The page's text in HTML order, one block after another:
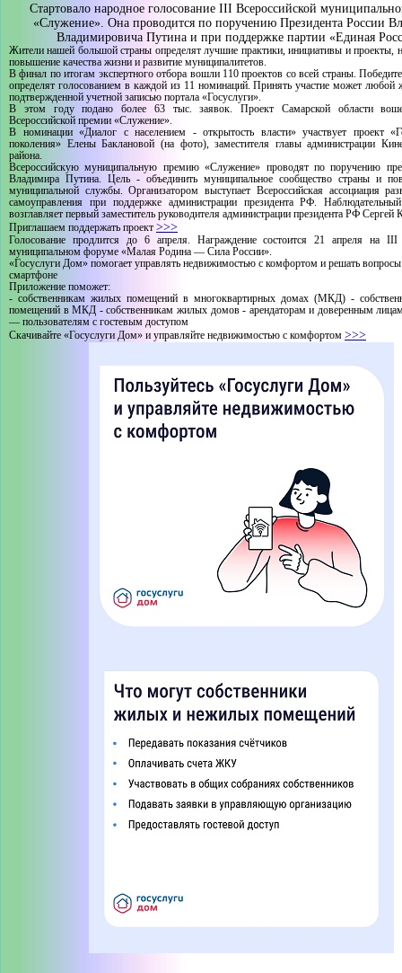
Стартовало народное голосование III Всероссийской
«Служение». Она проводится по поручению Президента России
Владимировича Путина и при поддержке партии «Единая
Жители нашей большой страны определят лучшие практики, инициативы и проекты,
повышение качества жизни и развитие муниципалитетов.
В финал по итогам экспертного отбора вошли 110 проектов со всей страны.
определят голосованием в каждой из 11 номинаций. Принять участие может любой
подтвержденной учетной записью портала «Госуслуги».
В этом году подано более 63 тыс. заявок. Проект Самарской области
Всероссийской премии «Служение».
В номинации «Диалог с населением - открытость власти» участвует проект
поколения» Елены Баклановой (на фото), заместителя главы администрации
района.
Всероссийскую муниципальную премию «Служение» проводят по поручению
Владимира Путина. Цель - объединить муниципальное сообщество страны и
муниципальной службы. Организатором выступает Всероссийская ассоциация
самоуправления при поддержке администрации президента РФ.
возглавляет первый заместитель руководителя администрации президента РФ Сергей
Приглашаем поддержать проект >>>
Голосование продлится до 6 апреля. Награждение состоится 21 апреля на III
муниципальном форуме «Малая Родина — Сила России».
«Госуслуги Дом» помогает управлять недвижимостью с комфортом и решать
смартфоне
Приложение поможет:
- собственникам жилых помещений в многоквартирных домах (МКД) -
помещений в МКД - собственникам жилых домов - арендаторам и доверенным лицам
— пользователям с гостевым доступом
Скачивайте «Госуслуги Дом» и управляйте недвижимостью с комфортом >>>